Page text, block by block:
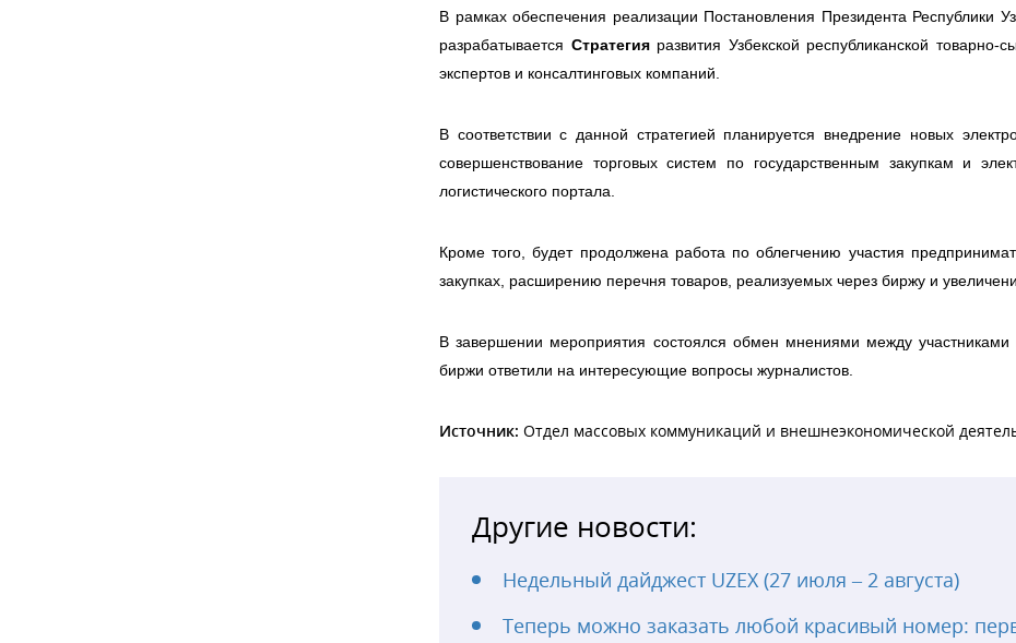
В рамках обеспечения реализации Постановления Президента Республики
разрабатывается Стратегияразвития Узбекской республиканской
экспертов и консалтинговых компаний.
В соответствии с данной стратегией планируется внедрение новых
совершенствование торговых систем по государственным закупкам и
логистического портала.
Кроме того, будет продолжена работа по облегчению участия
закупках, расширению перечня товаров, реализуемых через биржу и
В завершении мероприятия состоялся обмен мнениями между
биржи ответили на интересующие вопросы журналистов.
Источник: Отдел массовых коммуникаций и внешнеэкономической
Другие новости:
Недельный дайджест UZEX (27 июля – 2 августа)
Теперь можно заказать любой красивый номер: